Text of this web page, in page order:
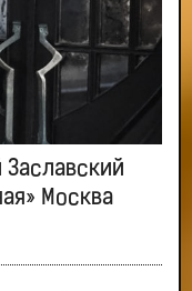
Заславский
Москва